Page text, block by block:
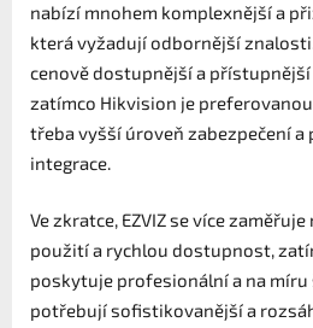
nabízí mnohem komplexnější a
která vyžadují odbornější
cenově dostupnější a
zatímco Hikvision je
třeba vyšší úroveň zabezpečení
integrace.
Ve zkratce, EZVIZ se více
použití a rychlou dostupnost,
poskytuje profesionální a na
potřebují sofistikovanější a